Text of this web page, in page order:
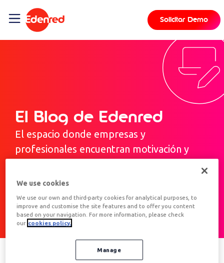
Solicitar Demo
El Blog de Edenred
El espacio donde empresas y
profesionales encuentran motivación y
We use cookies
We use our own and third-party cookies for analytical purposes, to
improve and customise the site features and to offer you content
based on your navigation. For more information, please check
our cookies policy.
Manage